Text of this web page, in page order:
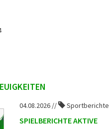
04.08.2026 // Sportberichte
SPIELBERICHTE AKTIVE